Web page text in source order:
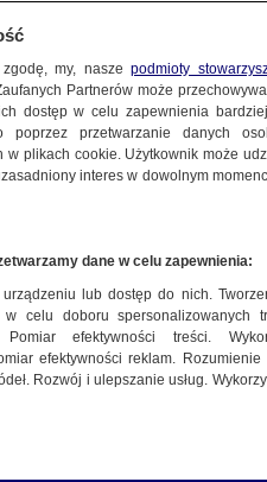
my, naszepodmioty
Partnerów może
dostęp w celu zapewnienia
poprzez przetwarzanie danych
w plikach cookie. Użytkownik może
interes w dowolnym
dane w celu zapewnienia:
lub dostęp do nich.
w celu doboru spersonalizowanych
Pomiar efektywności treści.
efektywności reklam.
Rozwój i ulepszanie usług.